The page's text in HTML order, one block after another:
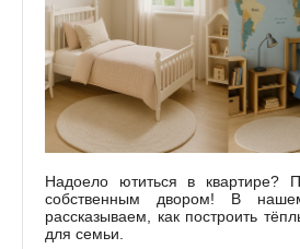
Надоело ютиться в
собственным двором! В
рассказываем, как построить
для семьи.